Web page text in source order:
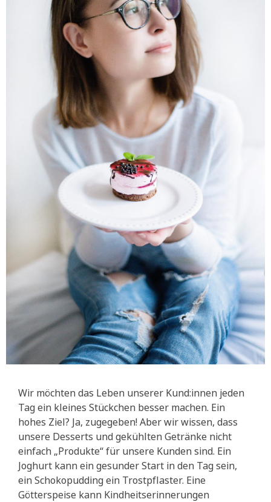
Wir möchten das Leben unserer Kund:innen jeden
Tag ein kleines Stückchen besser machen. Ein
hohes Ziel? Ja, zugegeben! Aber wir wissen, dass
unsere Desserts und gekühlten Getränke nicht
einfach „Produkte“ für unsere Kunden sind. Ein
Joghurt kann ein gesunder Start in den Tag sein,
ein Schokopudding ein Trostpflaster. Eine
Götterspeise kann Kindheitserinnerungen